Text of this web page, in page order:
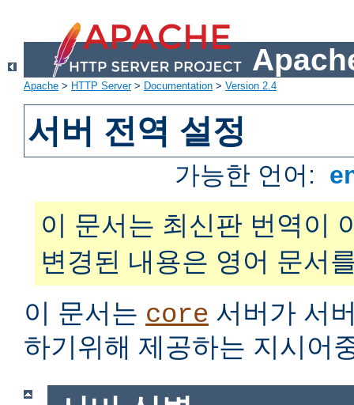
Apache > HTTP Server> Documentation > Version 2.4
서버 전역 설정
가능한 언어:
이 문서는 최신판 번역이
변경된 내용은 영어 문서
이 문서는 core 서버가 서
하기위해 제공하는 지시어